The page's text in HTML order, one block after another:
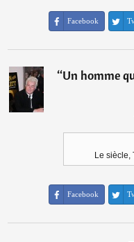
Facebook
“Un homme
Le siècle,
Facebook